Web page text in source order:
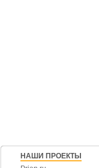
НАШИ ПРОЕКТЫ